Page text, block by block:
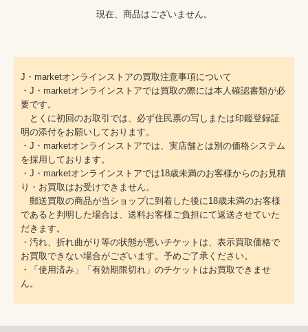
現在、商品はございません。
J・marketオンラインストアの買取注意事項について
・J・marketオンラインストアでは買取の際には本人確認書類が必
要です。
とくに初回のお取引では、必ず住民票の写しまたは印鑑登録証
明の添付をお願いしております。
・J・marketオンラインストアでは、実店舗とは別の価格システム
を採用しております。
・J・marketオンラインストアでは18歳未満のお客様からのお見積
り・お買取はお受けできません。
郵送買取の商品が当ショップに到着した後に18歳未満のお客様
であると判明した場合は、送料お客様ご負担にて返送させていた
だきます。
・汚れ、折れ曲がり等の状態が悪いチケットは、表示買取価格で
お買取できない場合がございます。予めご了承ください。
・「使用済み」「有効期限切れ」のチケットはお買取できませ
ん。